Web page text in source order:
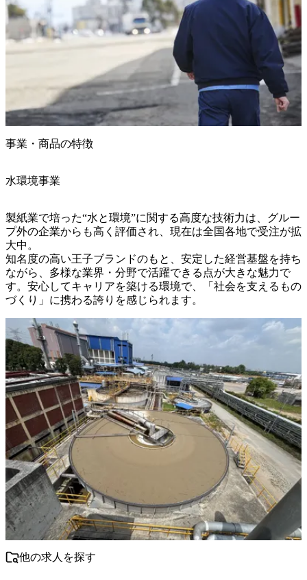
事業・商品の特徴
水環境事業
製紙業で培った“水と環境”に関する高度な技術力は、グルー
プ外の企業からも高く評価され、現在は全国各地で受注が拡
大中。
知名度の高い王子ブランドのもと、安定した経営基盤を持ち
ながら、多様な業界・分野で活躍できる点が大きな魅力で
す。安心してキャリアを築ける環境で、「社会を支えるもの
づくり」に携わる誇りを感じられます。
他の求人を探す